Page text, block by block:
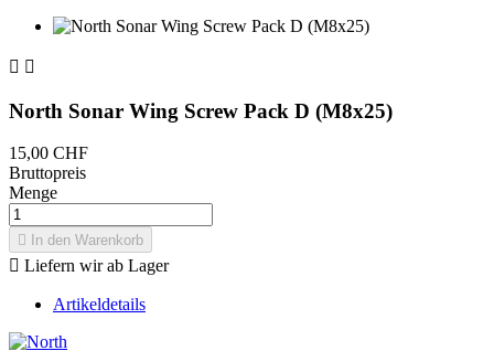
 
North Sonar Wing Screw Pack D (M8x25)
15,00 CHF
Bruttopreis
Menge
 In den Warenkorb
 Liefern wir ab Lager
Artikeldetails